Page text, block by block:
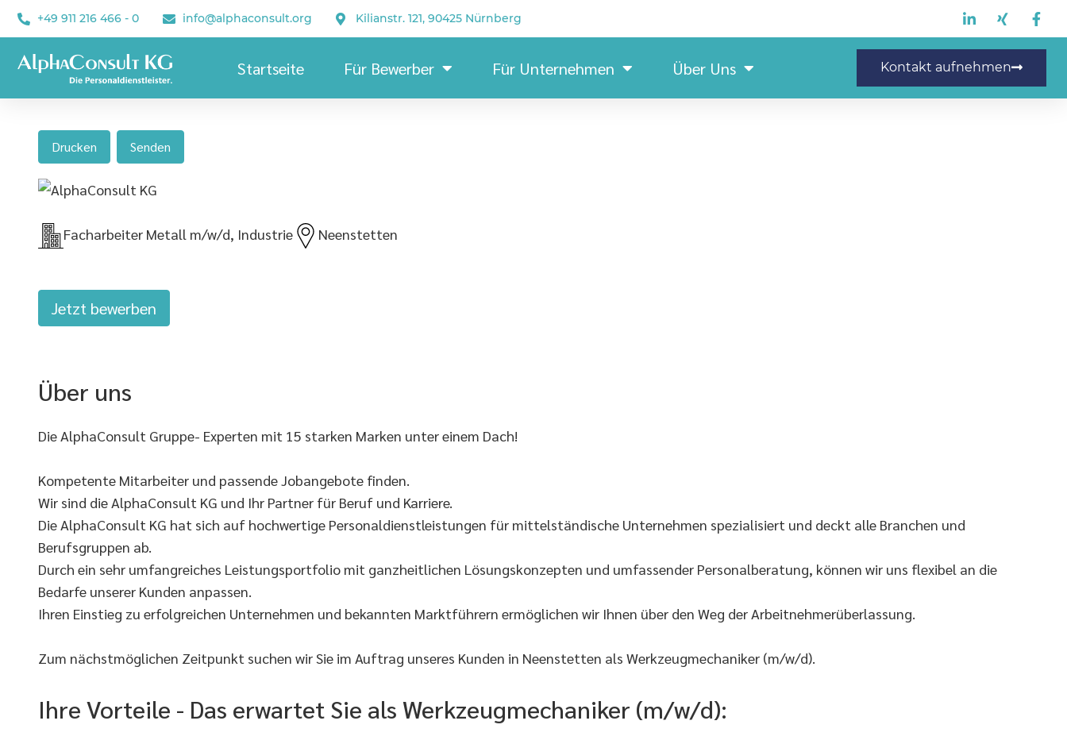
+49 911 216 466 - 0 info@alphaconsult.org Kilianstr. 121, 90425 Nürnberg
Startseite Für Bewerber Für Unternehmen Über Uns Kontakt aufnehmen
Drucken Senden
Facharbeiter Metall m/w/d, Industrie Neenstetten
Jetzt bewerben
Über uns
Die AlphaConsult Gruppe- Experten mit 15 starken Marken unter einem Dach!
Kompetente Mitarbeiter und passende Jobangebote finden.
Wir sind die AlphaConsult KG und Ihr Partner für Beruf und Karriere.
Die AlphaConsult KG hat sich auf hochwertige Personaldienstleistungen für mittelständische Unternehmen spezialisiert und deckt alle Branchen und
Berufsgruppen ab.
Durch ein sehr umfangreiches Leistungsportfolio mit ganzheitlichen Lösungskonzepten und umfassender Personalberatung, können wir uns flexibel an die
Bedarfe unserer Kunden anpassen.
Ihren Einstieg zu erfolgreichen Unternehmen und bekannten Marktführern ermöglichen wir Ihnen über den Weg der Arbeitnehmerüberlassung.
Zum nächstmöglichen Zeitpunkt suchen wir Sie im Auftrag unseres Kunden in Neenstetten als Werkzeugmechaniker (m/w/d).
Ihre Vorteile - Das erwartet Sie als Werkzeugmechaniker (m/w/d):